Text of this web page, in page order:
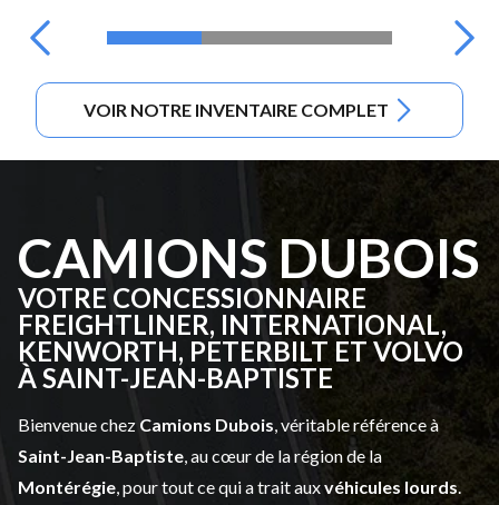
VOIR NOTRE INVENTAIRE COMPLET
CAMIONS DUBOIS
VOTRE CONCESSIONNAIRE
FREIGHTLINER, INTERNATIONAL,
KENWORTH, PETERBILT ET VOLVO
À SAINT-JEAN-BAPTISTE
Bienvenue chez Camions Dubois , véritable référence à
Saint-Jean-Baptiste , au cœur de la région de la
Montérégie , pour tout ce qui a trait auxvéhicules lourds